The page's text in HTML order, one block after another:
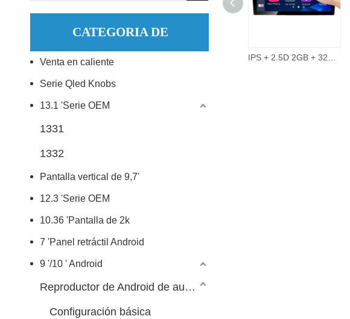
CATEGORIA DE
PRODUCTO
Venta en caliente
Serie Qled Knobs
13.1 'Serie OEM
1331
1332
Pantalla vertical de 9,7'
12.3 'Serie OEM
10.36 'Pantalla de 2k
7 'Panel retráctil Android
9 '/10 ' Android
Reproductor de Android de automóvil 7/9/10 pulgadas
Configuración básica